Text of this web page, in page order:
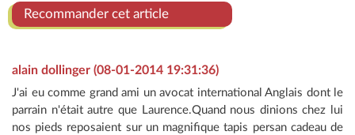
Recommander cet article
alain dollinger (08-01-2014 19:31:36)
J'ai eu comme grand ami un avocat international Anglais dont le
parrain n'était autre que Laurence.Quand nous dinions chez lui
nos pieds reposaient sur un magnifique tapis persan cadeau de